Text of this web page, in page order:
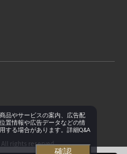
rights reserved.
品やサービスの案内、広告配
置情報や広告データなどの情
する場合があります。詳細Q&A
確認